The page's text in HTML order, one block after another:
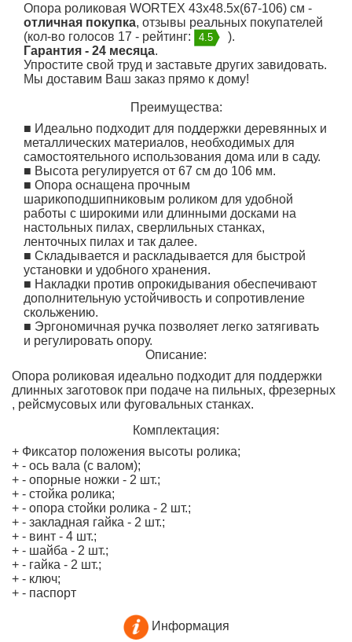
Опора роликовая WORTEX 43x48.5x(67-106) см -
отличная покупка, отзывы реальных покупателей
(кол-во голосов 17 - рейтинг:
4.5
).
Гарантия - 24 месяца.
Упростите свой труд и заставьте других завидовать.
Мы доставим Ваш заказ прямо к дому!
Преимущества:
■ Идеально подходит для поддержки деревянных и
металлических материалов, необходимых для
самостоятельного использования дома или в саду.
■ Высота регулируется от 67 см до 106 мм.
■ Опора оснащена прочным
шарикоподшипниковым роликом для удобной
работы с широкими или длинными досками на
настольных пилах, сверлильных станках,
ленточных пилах и так далее.
■ Складывается и раскладывается для быстрой
установки и удобного хранения.
■ Накладки против опрокидывания обеспечивают
дополнительную устойчивость и сопротивление
скольжению.
■ Эргономичная ручка позволяет легко затягивать
и регулировать опору.
Описание:
Опора роликовая идеально подходит для поддержки
длинных заготовок при подаче на пильных, фрезерных
, рейсмусовых или фуговальных станках.
Комплектация:
+ Фиксатор положения высоты ролика;
+ - ось вала (с валом);
+ - опорные ножки - 2 шт.;
+ - стойка ролика;
+ - опора стойки ролика - 2 шт.;
+ - закладная гайка - 2 шт.;
+ - винт - 4 шт.;
+ - шайба - 2 шт.;
+ - гайка - 2 шт.;
+ - ключ;
+ - паспорт
Информация